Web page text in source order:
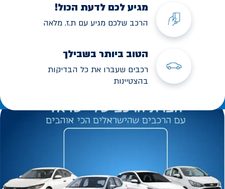
מגיע לכם לדעת הכול!
הרכב שלכם מגיע עם ת.ז. מלאה
הטוב ביותר בשבילך
רכבים שעברו את כל הבדיקות
בהצטיינות